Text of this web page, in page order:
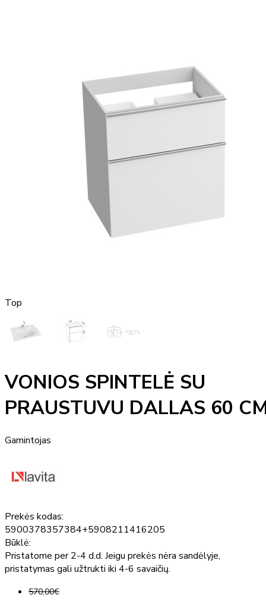
Top
VONIOS SPINTELĖ SU
PRAUSTUVU DALLAS 60
Gamintojas
Prekės kodas:
5900378357384+5908211416205
Būklė:
Pristatome per 2-4 d.d. Jeigu prekės nėra sandėlyje,
pristatymas gali užtrukti iki 4-6 savaičių.
570,00€